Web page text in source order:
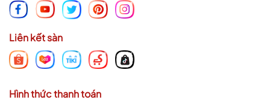
Liên kết sàn
Hình thức thanh toán